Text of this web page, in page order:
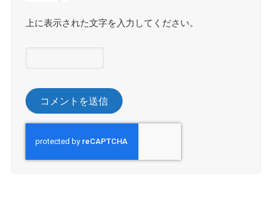
上に表示された文字を入力してください。